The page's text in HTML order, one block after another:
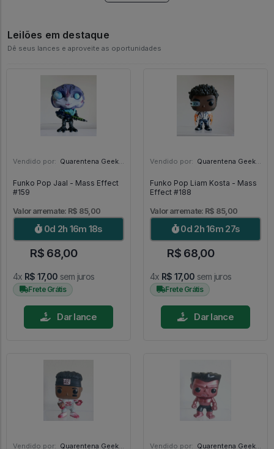
Leilões em destaque
Dê seus lances e aproveite as oportunidades
Vendido por: Quarentena Geek Store - SP
Funko Pop Jaal - Mass Effect
#159
Valor arremate: R$ 85,00
0d 2h 16m 17s
R$ 68,00
4x R$ 17,00 sem juros
Frete Grátis
Dar lance
Vendido por: Quarentena Geek Store - SP
Funko Pop Liam Kosta - Mass
Effect #188
Valor arremate: R$ 85,00
0d 2h 16m 26s
R$ 68,00
4x R$ 17,00 sem juros
Frete Grátis
Dar lance
Vendido por: Quarentena Geek Store - SP Vendido por: Quarentena Geek Store - SP